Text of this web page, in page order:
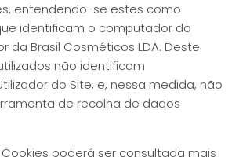
entendendo-se estes como
identificam o computador do
da Brasil Cosméticos LDA. Deste
não identificam
do Site, e, nessa medida, não
de recolha de dados
poderá ser consultada mais